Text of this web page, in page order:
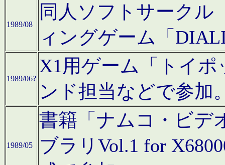
1989/08
同人ソフトサークル
ィングゲーム「
1989/06?
X1用ゲーム「トイ
ンド担当などで参加
1989/05
書籍「ナムコ・ビデ
ブラリVol.1 for